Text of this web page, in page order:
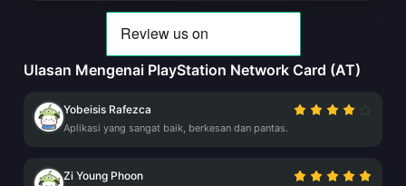
Ulasan Mengenai PlayStation Network Card (AT)
Yobeisis Rafezca
Aplikasi yang sangat baik, berkesan dan pantas.
Zi Young Phoon